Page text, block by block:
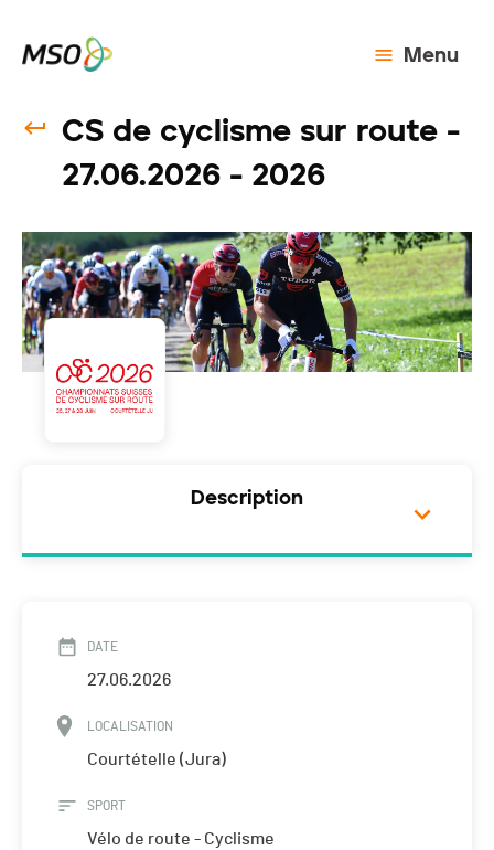
Menu
CS de cyclisme sur route -
27.06.2026 - 2026
Description
DATE
27.06.2026
LOCALISATION
Courtételle (Jura)
SPORT
Vélo de route - Cyclisme